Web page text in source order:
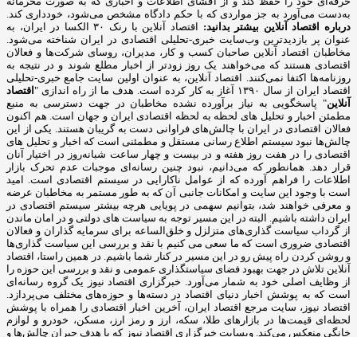
به‌دست می‌آورد به جز مواردی که با حکم دادگاه مشخص می‌شود، خودداری کند.
درباره اقتصاد آنلاین بیشتر بدانید:
اقتصاد آنلاین با رنک ۳۰ الکسا در ایران، به
عنوان پر بازدیدترین وب‌سایت خبری-تحلیلی اقتصادی در ایران شناخته می‌شود.
مخاطبان اقتصاد آنلاین صاحبان کسب و کار، مدیران، روسای شرکت‌ها و فعالان
اقتصادی هستند که می‌خواهند یک روز زودتر از اخبار مطلع شوند و در نتیجه به
روزنامه‌ها اکتفا نمی‌کنند. اقتصاد آنلاین، به عنوان اولین سایت جامع خبری-تحلیلی
اقتصاد ایران از سال ۱۳۹۰ آغاز به کار کرده است. هدف ما از راه اندازی "
اقتصاد
آنلاین" پاسخگویی به نیاز برآورده نشده مخاطبان در جهت دسترسی به منبع
مطمئن اخبار و تحلیل های لحظه به لحظه اقتصادی ایران و جهان است. هم اکنون
فعالان اقتصادی در ایران با چالش‌های فراوانی دست به گریبان هستند. یکی از این
چالش‌ها نبود سیستم اطلاع رسانی مستقل و مطمئنی است که اخبار و تحلیل های
اقتصادی را در هفت روز هفته و در بیست و چهار ساعت شبانه‌روز در اختیار آنان
قرار دهد. همانطور که می‌دانیم، نبود چنین رسانه‌ای موجبات عدم تحرک بازار
اطلاعات را فراهم آورده که از عوامل ناکارایی در سیستم اقتصادی است. امید
است با وجود این سایت و امکانات جانبی آن که به طور مستمر به مخاطبان عرضه
و معرفی خواهند شد، بتوانیم سهمی در پویایی هرچه بیشتر سیستم اقتصادی در
ایران داشته باشیم. البته در این مسیر توجه به سیاست های دولتی و در امان ماندن
از گرداب سیاست گذاری‌های متزلزل و خلق‌الساعه برای سرمایه گذاران و فعالان
اقتصادی ضروری است که ما سعی می کنیم با نقد و بررسی این سیاست گذاری‌ها
و روشن کردن راه پیش رو در این مسیر در کنار شما باشیم. در همین راستا، اقتصاد
آنلاین تلاش در جهت بهبود فضای سیاستگذاری عمومی و نقد و بررسی این حوزه را
از وظایف اصلی خود به شمار می‌آورد. خبرگزاری اقتصاد نیوز یک گروه رسانه‌ای
است که به پوشش اخبار دنیای اقتصاد در دسته‌ها و حوزه‌های مختلف می‌پردازد.
اقتصاد نیوز، سایت مرجع اقتصاد ایران، آخرین اخبار اقتصادی را همراه با پوشش
لحظه‌ای قیمت‌ها در بازارهای طلا، سکه، ارز و رمز ارز، مسکن، خودرو و لوازم
خانگی منعکس می‌کند. وبسایت خبرگزاری اقتصاد نیوز که با هدف جبران چالش‌ها و